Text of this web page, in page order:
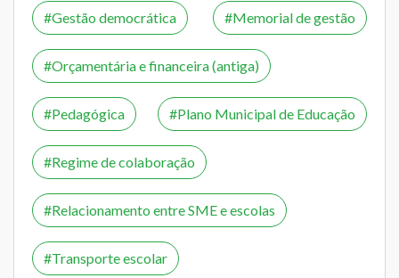
Gestão democrática Memorial de gestão
Orçamentária e financeira (antiga)
Pedagógica Plano Municipal de Educação
Regime de colaboração
Relacionamento entre SME e escolas
Transporte escolar